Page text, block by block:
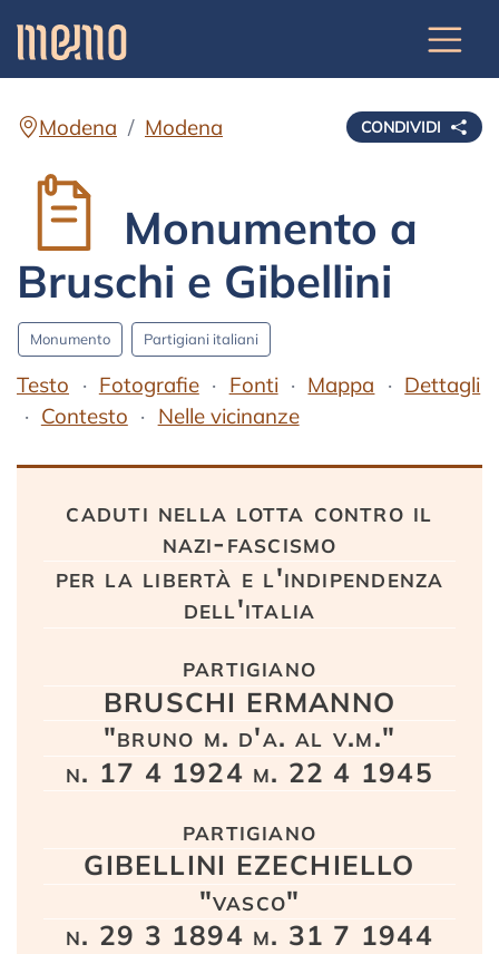
CONDIVIDI
Modena Modena
Monumento a
Bruschi e Gibellini
Monumento Partigiani italiani
Testo Fotografie Fonti Mappa
Dettagli
Contesto
Nelle vicinanze
caduti nella lotta contro il
nazi-fascismo
per la libertà e l'indipendenza
dell'italia
partigiano
BRUSCHI ERMANNO
"bruno m. d'a. al v.m."
n. 17 4 1924 m. 22 4 1945
partigiano
GIBELLINI EZECHIELLO
"vasco"
n. 29 3 1894 m. 31 7 1944